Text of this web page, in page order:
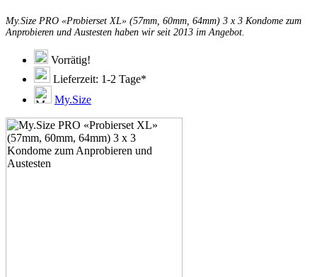
My.Size PRO «Probierset XL» (57mm, 60mm, 64mm) 3 x 3 Kondome zum
Anprobieren und Austesten haben wir seit 2013 im Angebot.
Vorrätig!
Lieferzeit: 1-2 Tage*
My.Size